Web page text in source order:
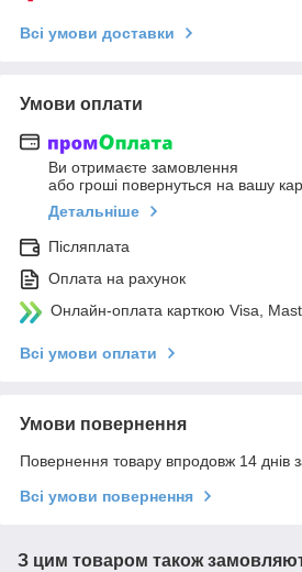
Всі умови доставки
Умови оплати
Ви отримаєте замовлення
або гроші повернуться на вашу
Детальніше
Післяплата
Оплата на рахунок
Онлайн-оплата карткою Visa,
Всі умови оплати
Умови повернення
Повернення товару впродовж 14 днів
Всі умови повернення
З цим товаром також